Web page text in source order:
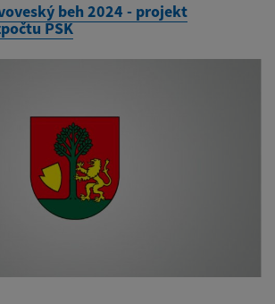
beh 2024 - projekt
PSK